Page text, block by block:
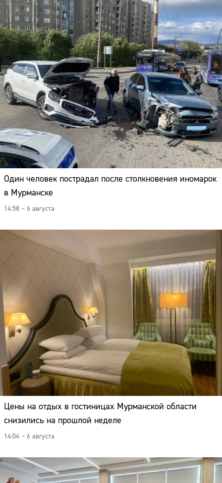
Один человек пострадал после столкновения иномарок
в Мурманске
14:58 – 6 августа
Цены на отдых в гостиницах Мурманской области
снизились на прошлой неделе
14:04 – 6 августа
Сайт: